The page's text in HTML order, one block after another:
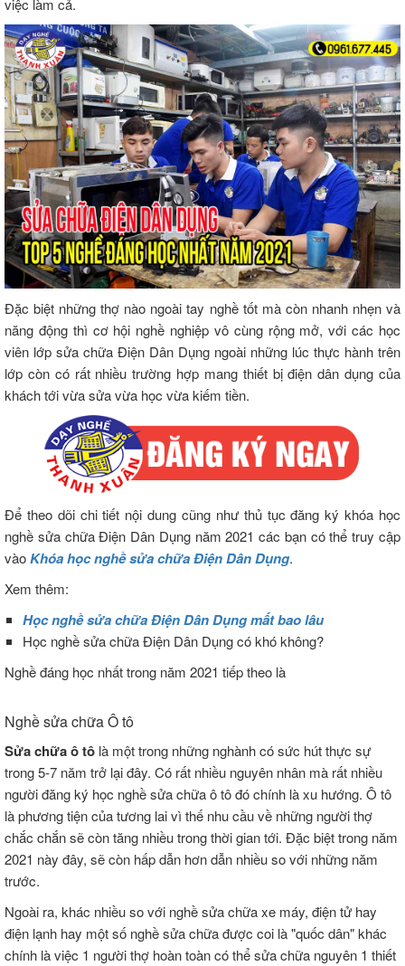
việc làm cả.
Đặc biệt những thợ nào ngoài tay nghề tốt mà còn nhanh nhẹn và
năng động thì cơ hội nghề nghiệp vô cùng rộng mở, với các học
viên lớp sửa chữa Điện Dân Dụng ngoài những lúc thực hành trên
lớp còn có rất nhiều trường hợp mang thiết bị điện dân dụng của
khách tới vừa sửa vừa học vừa kiếm tiền.
Để theo dõi chi tiết nội dung cũng như thủ tục đăng ký khóa học
nghề sửa chữa Điện Dân Dụng năm 2021 các bạn có thể truy cập
vàoKhóa học nghề sửa chữa Điện Dân Dụng.
Xem thêm:
Học nghề sửa chữa Điện Dân Dụng mất bao lâu
Học nghề sửa chữa Điện Dân Dụng có khó không?
Nghề đáng học nhất trong năm 2021 tiếp theo là
Nghề sửa chữa Ô tô
Sửa chữa ô tô là một trong những nghành có sức hút thực sự
trong 5-7 năm trở lại đây. Có rất nhiều nguyên nhân mà rất nhiều
người đăng ký học nghề sửa chữa ô tô đó chính là xu hướng. Ô tô
là phương tiện của tương lai vì thế nhu cầu về những người thợ
chắc chắn sẽ còn tăng nhiều trong thời gian tới. Đặc biệt trong năm
2021 này đây, sẽ còn hấp dẫn hơn dẫn nhiều so với những năm
trước.
Ngoài ra, khác nhiều so với nghề sửa chữa xe máy, điện tử hay
điện lạnh hay một số nghề sửa chữa được coi là "quốc dân" khác
chính là việc 1 người thợ hoàn toàn có thể sửa chữa nguyên 1 thiết